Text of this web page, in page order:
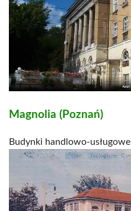
Magnolia (Poznań)
Budynki handlowo-usługowe